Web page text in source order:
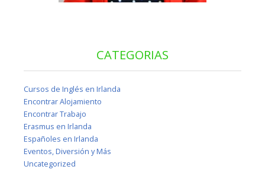
CATEGORIAS
Cursos de Inglés en Irlanda
Encontrar Alojamiento
Encontrar Trabajo
Erasmus en Irlanda
Españoles en Irlanda
Eventos, Diversión y Más
Uncategorized